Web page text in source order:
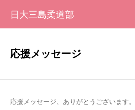
日大三島柔道部
応援メッセージ
応援メッセージ、ありがとうございます。
ブログ